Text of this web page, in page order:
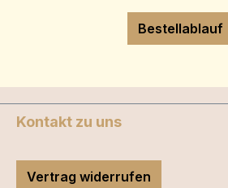
Bestellablauf
Kontakt zu uns
Vertrag widerrufen